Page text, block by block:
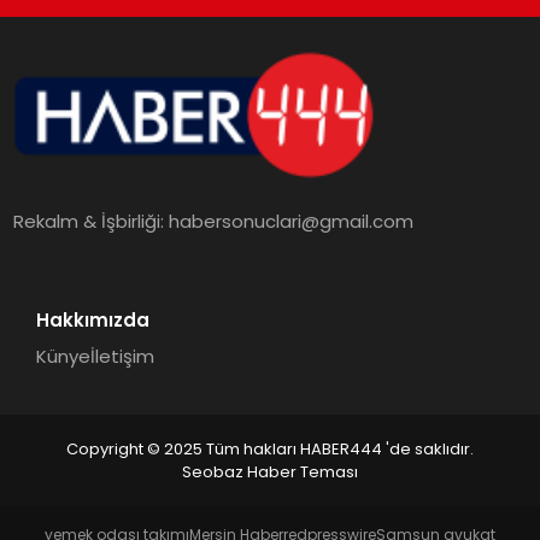
MAGAZIN
EGITIM
YAŞAM
Rekalm & İşbirliği:habersonuclari@gmail.com
Hakkımızda
Künyeİletişim
Copyright © 2025 Tüm hakları HABER444 'de saklıdır.
Seobaz Haber Teması
yemek odası takımıMersin HaberredpresswireSamsun avukat